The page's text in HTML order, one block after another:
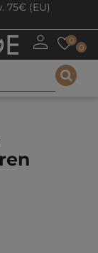
75€ (EU)
0
0